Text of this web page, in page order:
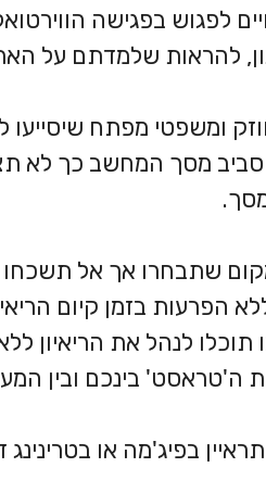
לפגוש בפגישה
להראות שלמדתם על
ומשפטי מפתח שיסייעו
מסך המחשב כך לא
מקום שתבחרו אך אל
הפרעות בזמן קיום
לנהל את הריאיון
ה'טראסט' בינכם ובין
בפיג'מה או בטרינינג